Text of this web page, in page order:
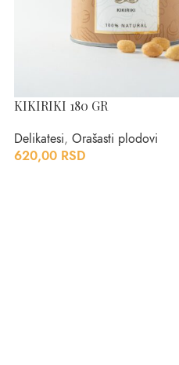
KIKIRIKI 180 GR
Delikatesi, Orašasti plodovi
620,00 RSD